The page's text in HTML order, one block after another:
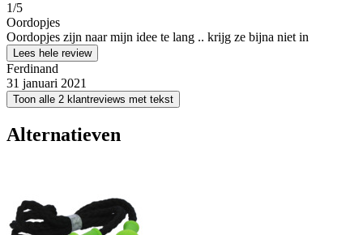
1/5
Oordopjes
Oordopjes zijn naar mijn idee te lang .. krijg ze bijna niet in
Lees hele review
Ferdinand
31 januari 2021
Toon alle 2 klantreviews met tekst
Alternatieven